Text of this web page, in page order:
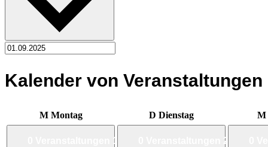
Kalender von Veranstaltungen
M Montag D Dienstag M
1 2